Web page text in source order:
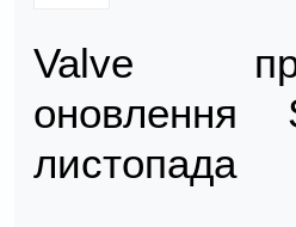
Valve
оновлення
листопада